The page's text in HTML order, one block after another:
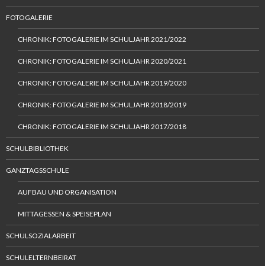
FOTOGALERIE
CHRONIK: FOTOGALERIE IM SCHULJAHR 2021/2022
CHRONIK: FOTOGALERIE IM SCHULJAHR 2020/2021
CHRONIK: FOTOGALERIE IM SCHULJAHR 2019/2020
CHRONIK: FOTOGALERIE IM SCHULJAHR 2018/2019
CHRONIK: FOTOGALERIE IM SCHULJAHR 2017/2018
SCHULBIBLIOTHEK
GANZTAGSSCHULE
AUFBAU UND ORGANISATION
MITTAGESSEN & SPEISEPLAN
SCHULSOZIALARBEIT
SCHULELTERNBEIRAT